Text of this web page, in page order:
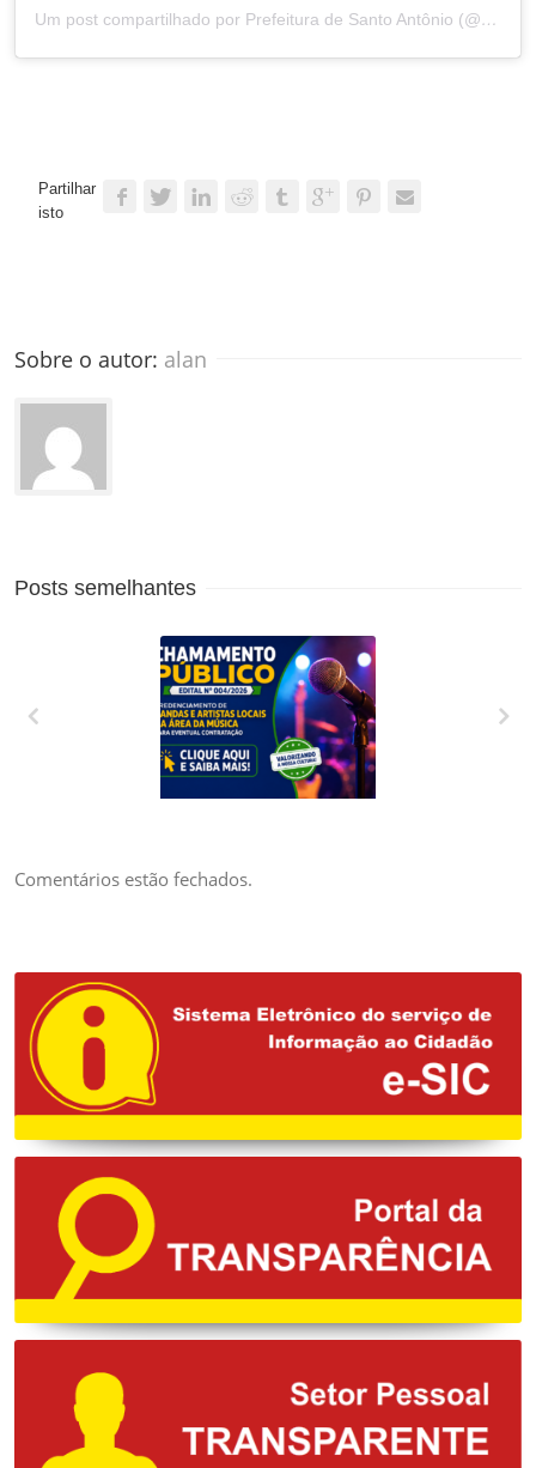
Um post compartilhado por Prefeitura de Santo Antônio (@prefsantoantonio)
Partilhar
isto
Sobre o autor: alan
Posts semelhantes
CREDENCIAMENTO
MÚSICA PARA
Comentários estão fechados.